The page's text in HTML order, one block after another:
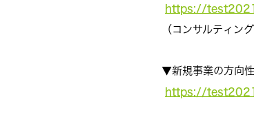
https://
（コンサルティング
▼新規事業の方向性
https://